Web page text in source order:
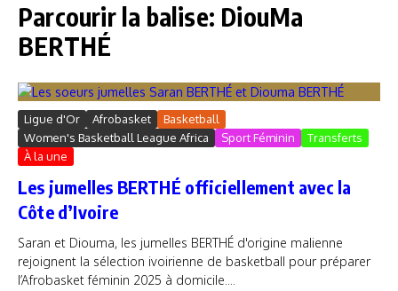
Parcourir la balise: DiouMa
BERTHÉ
Ligue d'Or Afrobasket
Basketball
Women's Basketball League Africa
Sport Féminin
Transferts
À la une
Les jumelles BERTHÉ officiellement avec la
Côte d’Ivoire
Saran et Diouma, les jumelles BERTHÉ d'origine malienne
rejoignent la sélection ivoirienne de basketball pour préparer
l’Afrobasket féminin 2025 à domicile....